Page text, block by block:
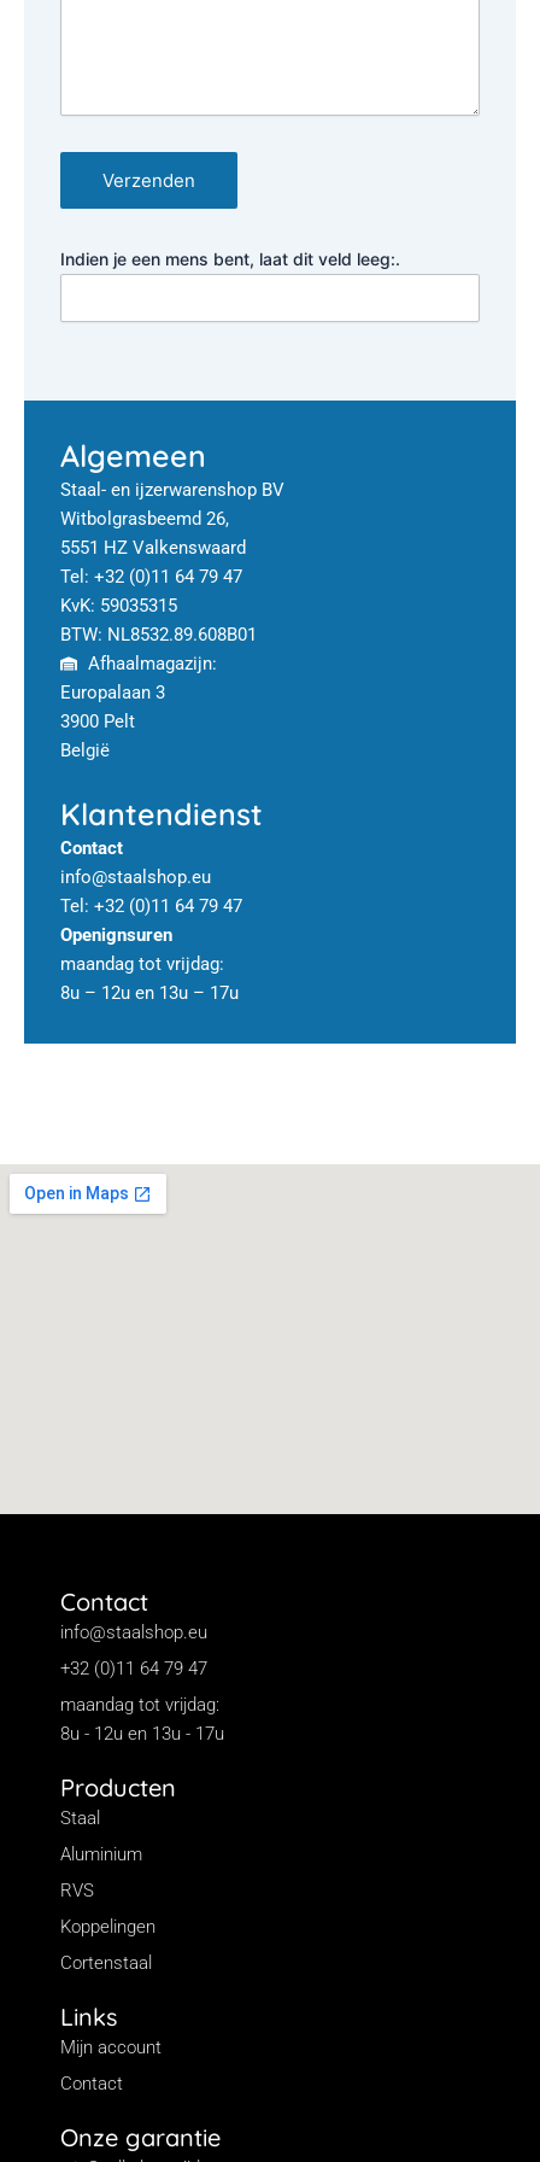
Verzenden
Indien je een mens bent, laat dit veld leeg:.
Algemeen
Staal- en ijzerwarenshop BV
Witbolgrasbeemd 26,
5551 HZ Valkenswaard
Tel: +32 (0)11 64 79 47
KvK: 59035315
BTW: NL8532.89.608B01
Afhaalmagazijn:
Europalaan 3
3900 Pelt
België
Klantendienst
Contact
info@staalshop.eu
Tel: +32 (0)11 64 79 47
Openignsuren
maandag tot vrijdag:
8u – 12u en 13u – 17u
Contact
info@staalshop.eu
+32 (0)11 64 79 47
maandag tot vrijdag:
8u - 12u en 13u - 17u
Producten
Staal
Aluminium
RVS
Koppelingen
Cortenstaal
Links
Mijn account
Contact
Onze garantie